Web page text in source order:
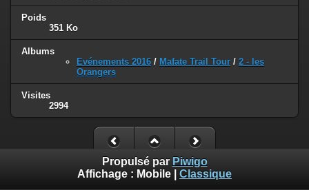
Poids
351 Ko
Albums
Evénements 2016 / Mafate Trail Tour / 2 - les
Orangers
Visites
2994
Propulsé par Piwigo
Affichage : Mobile Classique